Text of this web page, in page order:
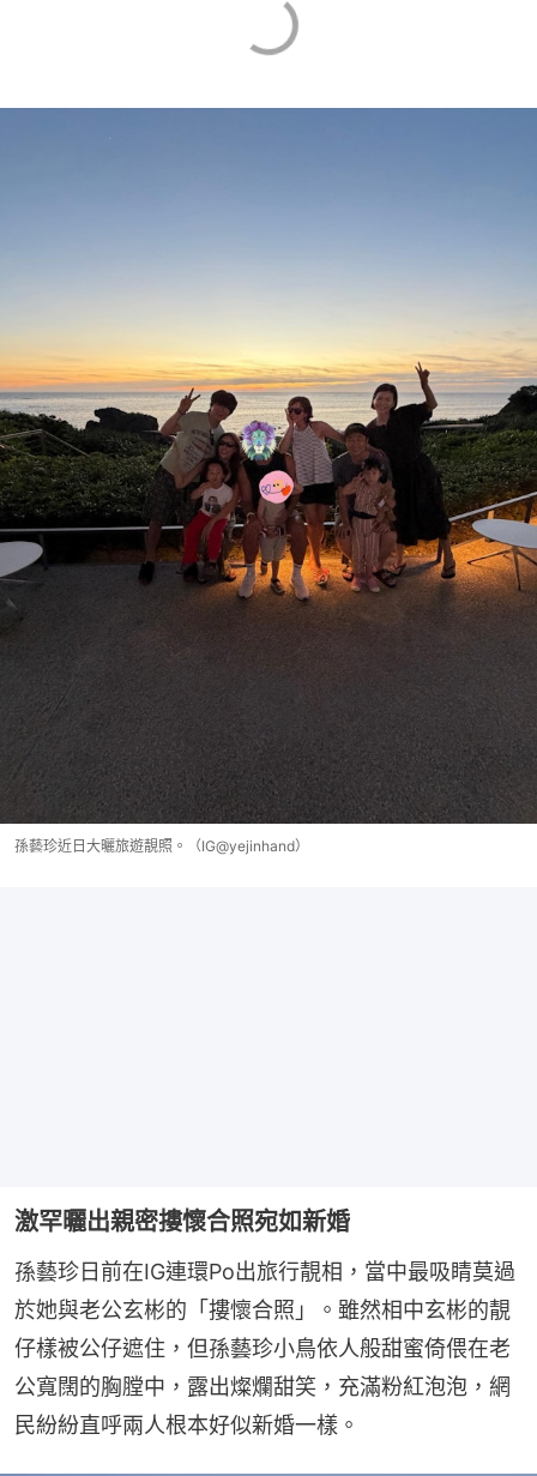
孫藝珍近日大曬旅遊靚照。（IG@yejinhand）
激罕曬出親密摟懷合照宛如新婚
孫藝珍日前在IG連環Po出旅行靚相，當中最吸睛莫過
於她與老公玄彬的「摟懷合照」。雖然相中玄彬的靚
仔樣被公仔遮住，但孫藝珍小鳥依人般甜蜜倚偎在老
公寬闊的胸膛中，露出燦爛甜笑，充滿粉紅泡泡，網
民紛紛直呼兩人根本好似新婚一樣。